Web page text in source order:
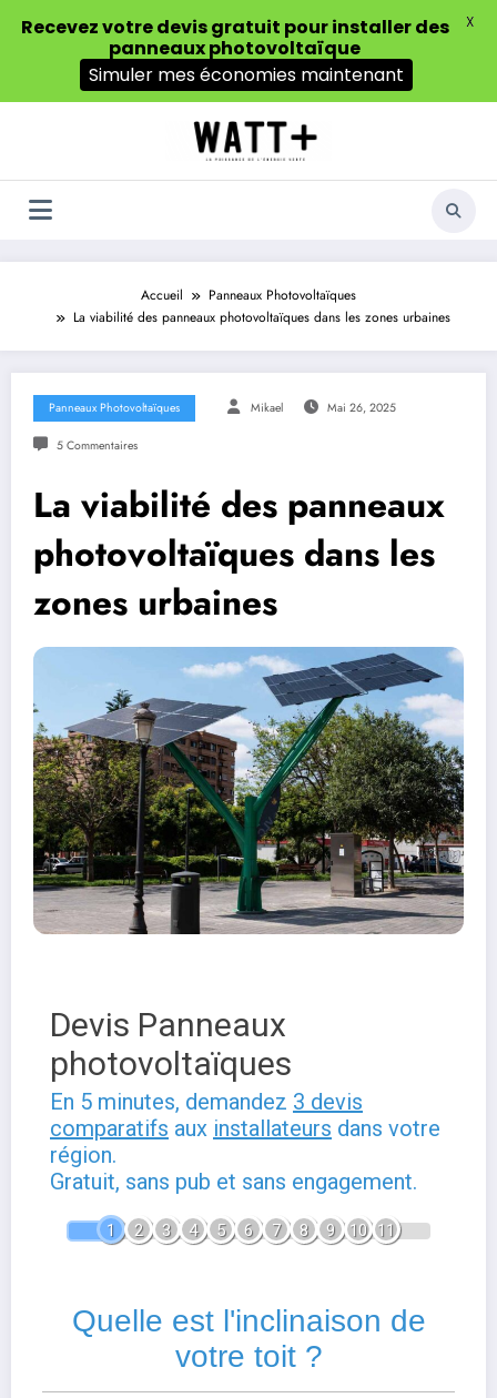
Accueil
Panneaux Photovoltaïques
La viabilité des panneaux photovoltaïques dans les zones urbaines
Panneaux Photovoltaïques Mikael Mai 26, 2025
5 Commentaires
La viabilité des panneaux
photovoltaïques dans les
zones urbaines
Devis Panneaux
photovoltaïques
En 5 minutes, demandez 3 devis
comparatifs aux installateurs dans votre
région.
Gratuit, sans pub et sans engagement.
1 2 3 4 5 6 7 8 9 10 11
Quelle est l'inclinaison de
votre toit ?
Recevez votre devis gratuit pour installer des
panneaux photovoltaïque
Simuler mes économies maintenant
X